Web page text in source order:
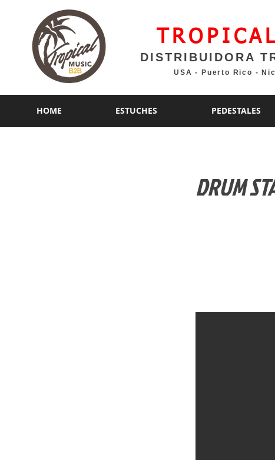
DISTRIBUIDORA
USA - Puerto Rico -
HOME ESTUCHES PEDESTALES
DRUM